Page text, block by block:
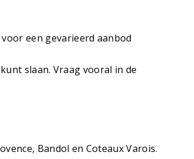
een gevarieerd aanbod
slaan. Vraag vooral in de
Bandol en Coteaux Varois.